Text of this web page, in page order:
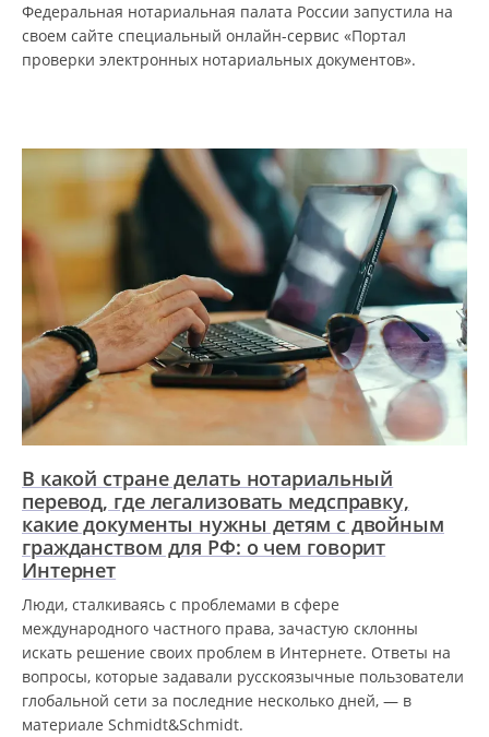
Федеральная нотариальная палата России запустила на
своем сайте специальный онлайн-сервис «Портал
проверки электронных нотариальных документов».
В какой стране делать нотариальный
перевод, где легализовать медсправку,
какие документы нужны детям с двойным
гражданством для РФ: о чем говорит
Интернет
Люди, сталкиваясь с проблемами в сфере
международного частного права, зачастую склонны
искать решение своих проблем в Интернете. Ответы на
вопросы, которые задавали русскоязычные пользователи
глобальной сети за последние несколько дней, — в
материале Schmidt&Schmidt.